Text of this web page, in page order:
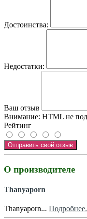
Достоинства:
Недостатки:
Ваш отзыв
Внимание: HTML не
Рейтинг
Отправить свой отзыв
О производителе
Thanyaporn
Thanyaporn...